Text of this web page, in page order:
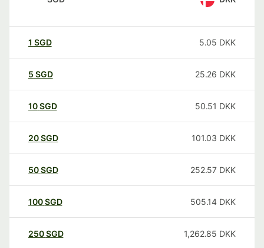
1 SGD 5.05 DKK
5 SGD 25.26 DKK
10SGD 50.51 DKK
20SGD 101.03 DKK
50SGD 252.57 DKK
100SGD 505.14 DKK
250SGD 1,262.85 DKK